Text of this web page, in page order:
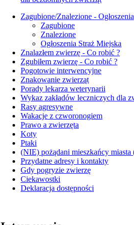
Zagubione/Znalezione - Ogłoszenia
Zagubione
Znalezione
Ogłoszenia Straż Miejska
Znalazłem zwierzę - Co robić ?
Zgubiłem zwierzę - Co robić ?
Pogotowie interwencyjne
Znakowanie zwierząt
Porady lekarza weterynarii
Wykaz zakładów leczniczych dla
Rasy agresywne
Wakacje z czworonogiem
Prawo a zwierzęta
Koty
Ptaki
(NIE) pożądani mieszkańcy
Przydatne adresy i kontakty
Gdy pogryzie zwierzę
Ciekawostki
Deklaracja dostępności